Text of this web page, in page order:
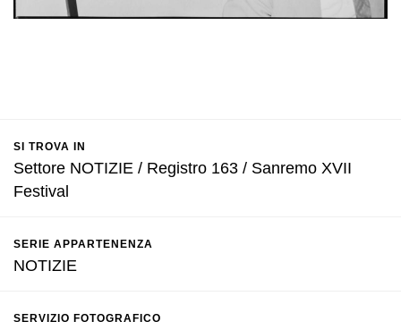
SI TROVA IN
Settore NOTIZIE / Registro 163 / Sanremo XVII
Festival
SERIE APPARTENENZA
NOTIZIE
SERVIZIO FOTOGRAFICO